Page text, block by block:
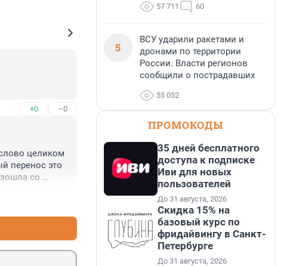
+0 –0
целиком
перенос это
со
57 711 60
5
ВСУ ударили ракетами и
дронами по территории
России. Власти регионов
сообщили о пострадавших
55 052
ПРОМОКОДЫ
35 дней бесплатного
доступа к подписке
Иви для новых
пользователей
До 31 августа, 2026
Скидка 15% на
базовый курс по
фридайвингу в Санкт-
Петербурге
До 31 августа, 2026